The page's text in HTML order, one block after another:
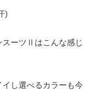
)
スーツⅡはこんな感じ
し選べるカラーも今